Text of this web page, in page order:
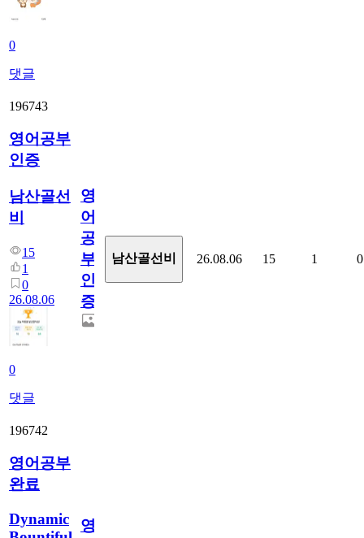
0
댓글
196743
영어공부
인증
남산골선
비
15
1
0
26.08.06
0
댓글
영
어
공
부
인
증
남산골선비 26.08.06 15 1 0
196742
영어공부
완료
Dynamic
영